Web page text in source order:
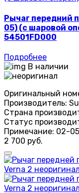
Рычаг передний
05) (с шаровой
54501FD000
Подробнее
В наличии
Оригинальный
Производитель:
Страна
Статус
Примечание: 02-
2 700 руб.